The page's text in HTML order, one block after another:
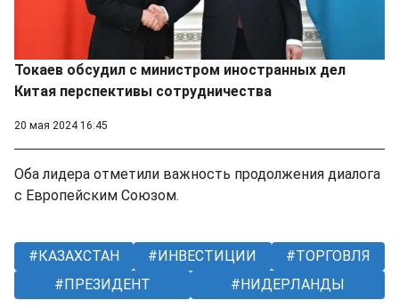
Токаев обсудил с министром иностранных дел
Китая перспективы сотрудничества
20 мая 2024 16:45
Оба лидера отметили важность продолжения диалога
с Европейским Союзом.
КАЗАХСТАН ИНВЕСТИЦИИ
ТОРГОВЛЯ
ПРЕЗИДЕНТ
НИДЕРЛАНДЫ